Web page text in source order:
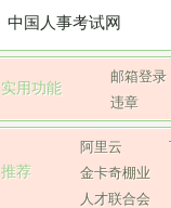
中国人事考试网
实用功能
邮箱登录
违章
推荐
阿里云
金卡奇棚业
人才联合会